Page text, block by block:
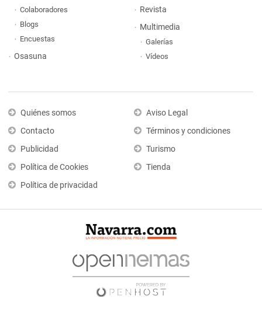
Colaboradores
Blogs
Encuestas
Osasuna
Revista
Multimedia
Galerías
Vídeos
Quiénes somos
Contacto
Publicidad
Política de Cookies
Política de privacidad
Aviso Legal
Términos y condiciones
Turismo
Tienda